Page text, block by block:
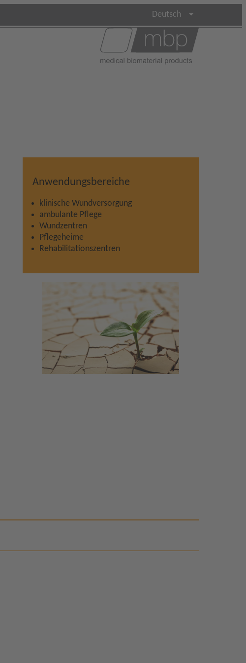
Deutsch
Anwendungsbereiche
klinische Wundversorgung
ambulante Pflege
Wundzentren
Pflegeheime
Rehabilitationszentren